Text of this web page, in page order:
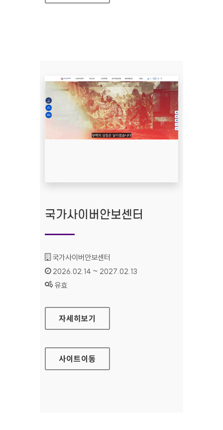
국가사이버안보센터
기관명 :
국가사이버안보센터
인증기간 :
2026.02.14 ~ 2027.02.13
상태 :
유효
국가사이버안보센터
자세히보기
사이트이동